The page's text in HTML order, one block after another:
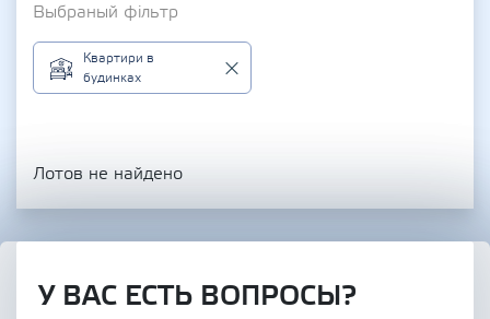
Выбраный фільтр
Квартири в
будинках
Лотов не найдено
У ВАС ЕСТЬ ВОПРОСЫ?